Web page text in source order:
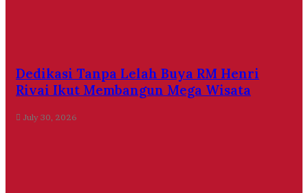
Dedikasi Tanpa Lelah Buya RM Henri
Rivai Ikut Membangun Mega Wisata
July 30, 2026